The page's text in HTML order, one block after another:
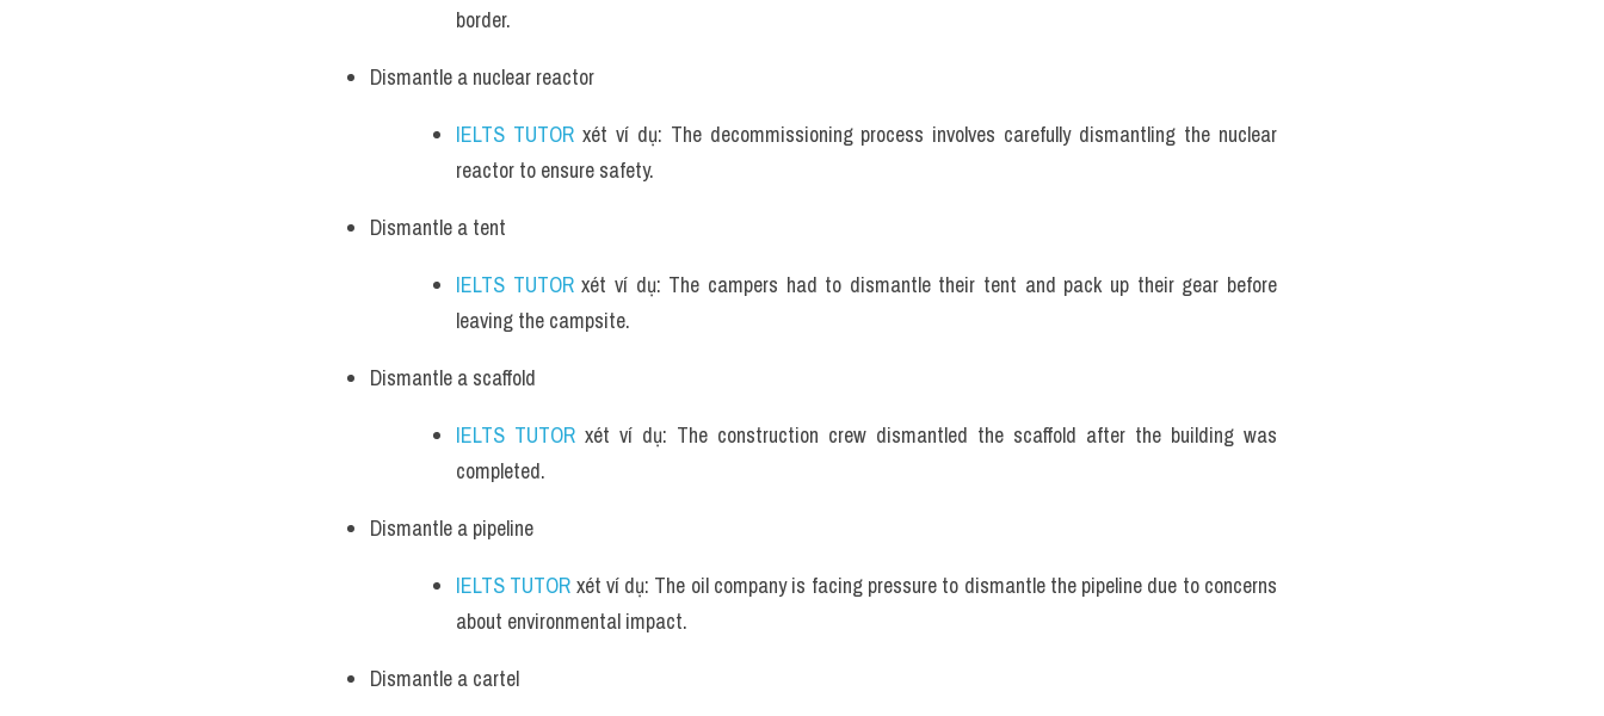
border.
Dismantle a nuclear reactor
IELTS TUTOR xét ví dụ: The decommissioning process involves carefully dismantling the nuclear
reactor to ensure safety.
Dismantle a tent
IELTS TUTOR xét ví dụ: The campers had to dismantle their tent and pack up their gear before
leaving the campsite.
Dismantle a scaffold
IELTS TUTOR xét ví dụ: The construction crew dismantled the scaffold after the building was
completed.
Dismantle a pipeline
IELTS TUTOR xét ví dụ: The oil company is facing pressure to dismantle the pipeline due to concerns
about environmental impact.
Dismantle a cartel